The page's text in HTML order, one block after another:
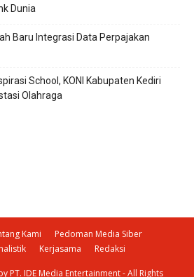
Dunia
Baru Integrasi Data Perpajakan
School, KONI Kabupaten Kediri
Olahraga
Kami
Pedoman Media Siber
Kerjasama Redaksi
PT. IDE Media Entertainment - All Rights